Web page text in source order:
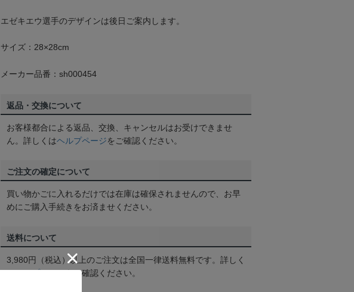
エゼキエウ選手のデザインは後日ご案内します。
サイズ：28×28cm
メーカー品番：sh000454
返品・交換について
お客様都合による返品、交換、キャンセルはお受けできませ
ん。詳しくはヘルプページをご確認ください。
ご注文の確定について
買い物かごに入れるだけでは在庫は確保されませんので、お早
めにご購入手続きをお済ませください。
送料について
3,980円（税込）以上のご注文は全国一律送料無料です。詳しく
はヘルプページをご確認ください。